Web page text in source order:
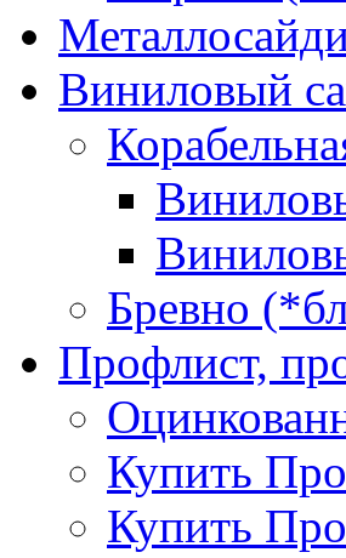
Виниловый
Бревно
Профлист,
Купить
Купить